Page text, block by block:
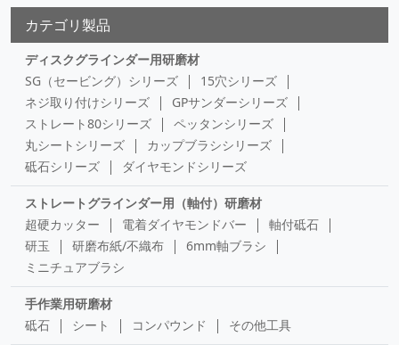
カテゴリ製品
ディスクグラインダー用研磨材
SG（セービング）シリーズ
15穴シリーズ
ネジ取り付けシリーズ
GPサンダーシリーズ
ストレート80シリーズ
ペッタンシリーズ
丸シートシリーズ
カップブラシシリーズ
砥石シリーズ
ダイヤモンドシリーズ
ストレートグラインダー用（軸付）研磨材
超硬カッター
電着ダイヤモンドバー
軸付砥石
研玉
研磨布紙/不織布
6mm軸ブラシ
ミニチュアブラシ
手作業用研磨材
砥石
シート コンパウンド その他工具